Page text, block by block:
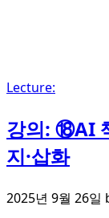
Lecture:
강의: ⑱AI
지·삽화
2025년 9월 26일